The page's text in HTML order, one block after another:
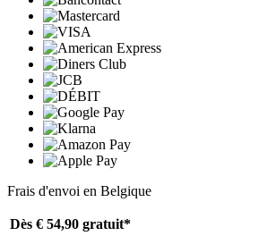
Frais d'envoi en Belgique
Dès € 54,90 gratuit*